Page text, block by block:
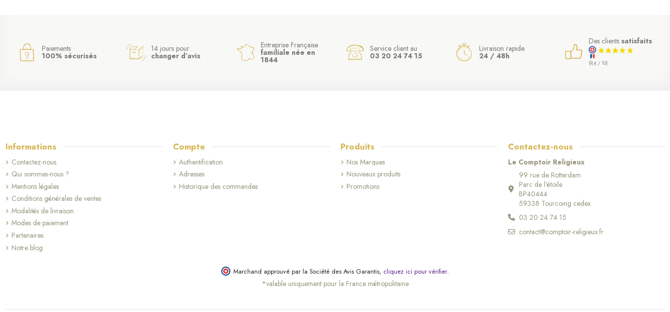
Paiements
100% sécurisés
14 jours pour
changer d’avis
Entreprise Française
familiale née en
1844
Service client au
03 20 24 74 15
Livraison rapide
24 / 48h
Des clients satisfaits
(9,4 / 10)
Informations
Contactez-nous
Qui sommes-nous ?
Mentions légales
Conditions générales de ventes
Modalités de livraison
Modes de paiement
Partenaires
Notre blog
Compte
Authentification
Adresses
Historique des commandes
Produits
Nos Marques
Nouveaux produits
Promotions
Contactez-nous
Le Comptoir Religieux
99 rue de Rotterdam
Parc de l'étoile
BP40444
59338 Tourcoing cedex
03 20 24 74 15
contact@comptoir-religieux.fr
Marchand approuvé par la Société des Avis Garantis, cliquez ici pour vérifier.
*valable uniquement pour la France métropolitaine